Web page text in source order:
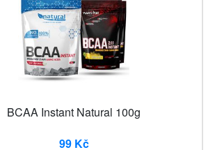
BCAA Instant Natural 100g
99 Kč